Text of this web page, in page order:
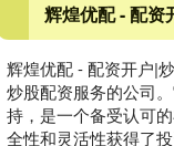
辉煌优配 - 配资
辉煌优配 - 配资开户|
炒股配资服务的公司
持，是一个备受认可
全性和灵活性获得了